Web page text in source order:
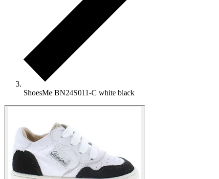
ShoesMe BN24S011-C white black